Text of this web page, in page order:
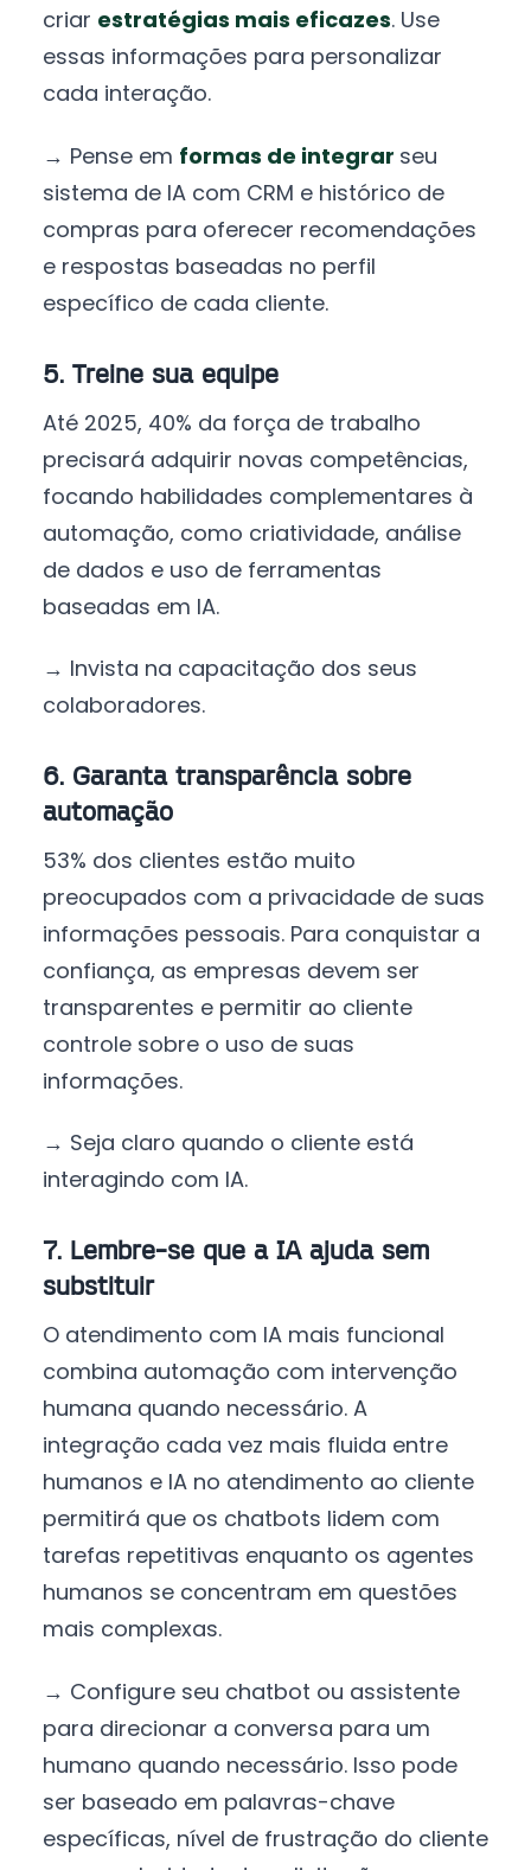
criar estratégias mais eficazes. Use
essas informações para personalizar
cada interação.
→ Pense em formas de integrar seu
sistema de IA com CRM e histórico de
compras para oferecer recomendações
e respostas baseadas no perfil
específico de cada cliente.
5. Treine sua equipe
Até 2025, 40% da força de trabalho
precisará adquirir novas competências,
focando habilidades complementares à
automação, como criatividade, análise
de dados e uso de ferramentas
baseadas em IA.
→ Invista na capacitação dos seus
colaboradores.
6. Garanta transparência sobre
automação
53% dos clientes estão muito
preocupados com a privacidade de suas
informações pessoais. Para conquistar a
confiança, as empresas devem ser
transparentes e permitir ao cliente
controle sobre o uso de suas
informações.
→ Seja claro quando o cliente está
interagindo com IA.
7. Lembre-se que a IA ajuda sem
substituir
O atendimento com IA mais funcional
combina automação com intervenção
humana quando necessário. A
integração cada vez mais fluida entre
humanos e IA no atendimento ao cliente
permitirá que os chatbots lidem com
tarefas repetitivas enquanto os agentes
humanos se concentram em questões
mais complexas.
→ Configure seu chatbot ou assistente
para direcionar a conversa para um
humano quando necessário. Isso pode
ser baseado em palavras-chave
específicas, nível de frustração do cliente